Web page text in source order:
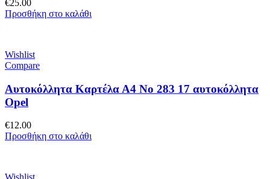
€25.00
Προσθήκη στο καλάθι
Wishlist
Compare
Αυτοκόλλητα Καρτέλα Α4 No 283 17 αυτοκόλλητα
Opel
€12.00
Προσθήκη στο καλάθι